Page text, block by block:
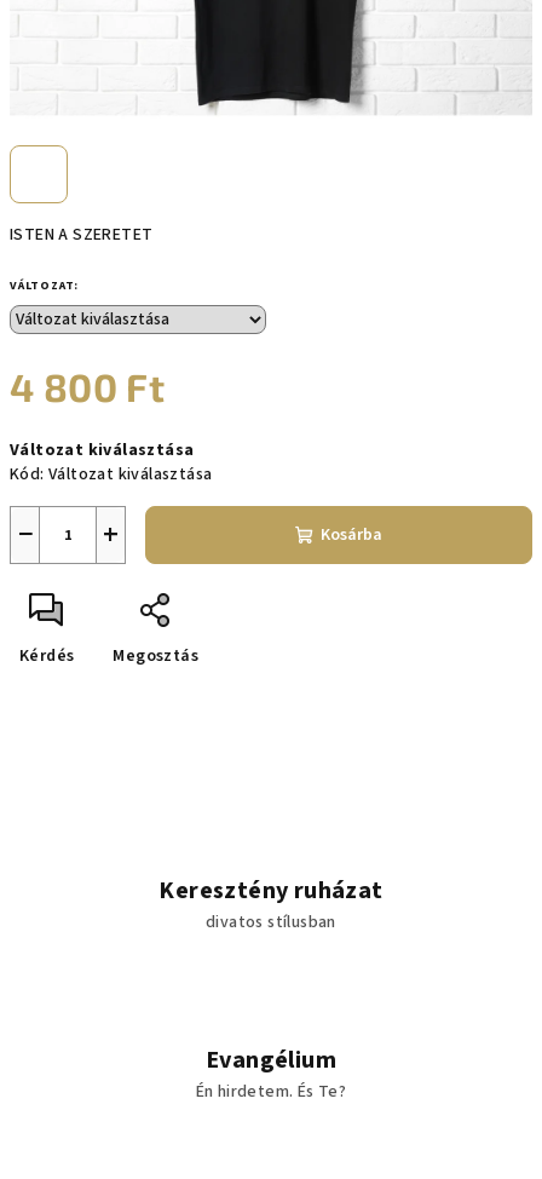
ISTEN A SZERETET
VÁLTOZAT:
4 800 Ft
Változat kiválasztása
Kód: Változat kiválasztása
+
− Kosárba
Kérdés Megosztás
Keresztény ruházat
divatos stílusban
Evangélium
Én hirdetem. És Te?